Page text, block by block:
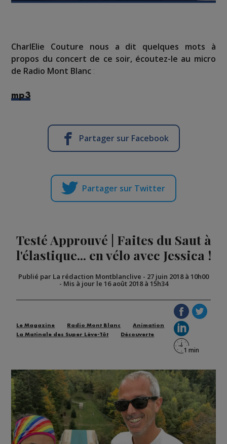
CharlElie Couture nous a dit quelques mots à
propos du concert de ce soir, écoutez-le au micro
de Radio Mont Blanc :
mp3
Partager sur Facebook
Partager sur Twitter
Testé Approuvé | Faites du Saut à
l'élastique... en vélo avec Jessica !
Publié par La rédaction Montblanclive - 27 juin 2018 à 10h00
- Mis à jour le 16 août 2018 à 15h34
Le Magazine Radio Mont Blanc
Animation
La Matinale des Super Lève-Tôt
Découverte